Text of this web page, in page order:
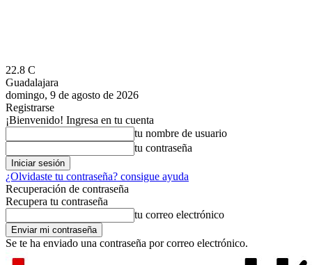
22.8 C
Guadalajara
domingo, 9 de agosto de 2026
Registrarse
¡Bienvenido! Ingresa en tu cuenta
tu nombre de usuario
tu contraseña
¿Olvidaste tu contraseña? consigue ayuda
Recuperación de contraseña
Recupera tu contraseña
tu correo electrónico
Se te ha enviado una contraseña por correo electrónico.